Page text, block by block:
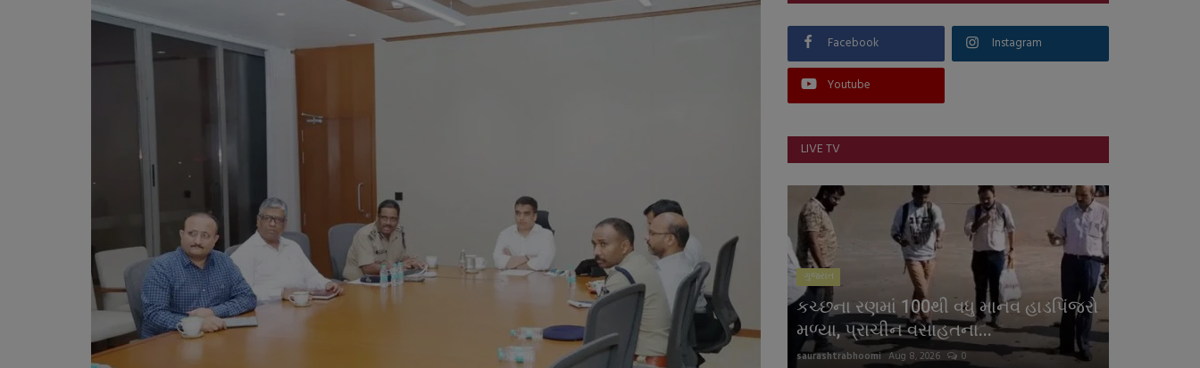
Facebook Instagram
Youtube
LIVE TV
ગુજરાત
કચ્છના રણમાં 100થી વધુ માનવ હાડપિંજરો
મળ્યા, પ્રાચીન વસાહતના...
saurashtrabhoomi Aug 8, 2026 0